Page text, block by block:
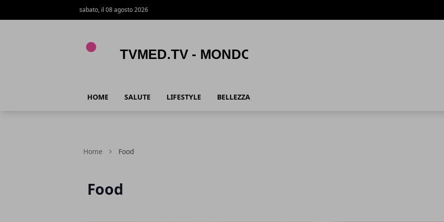
sabato, il 08 agosto 2026
HOME SALUTE LIFESTYLE BELLEZZA
Home Food
Food